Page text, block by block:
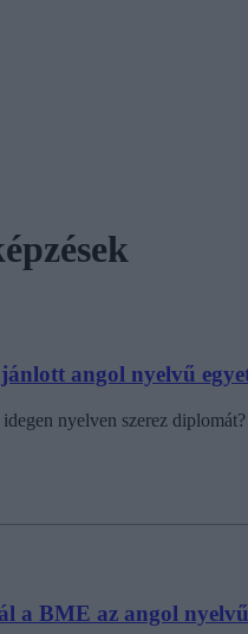
angol nyelvű
nyelven szerez
BME az angol nyelvű